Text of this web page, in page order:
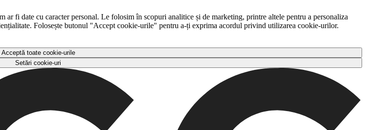
fi date cu caracter personal. Le folosim în scopuri analitice și de marketing, printre altele pentru a personaliza
Folosește butonul "Accept cookie-urile" pentru a-ți exprima acordul privind utilizarea cookie-urilor.
Acceptă toate cookie-urile
Setări cookie-uri